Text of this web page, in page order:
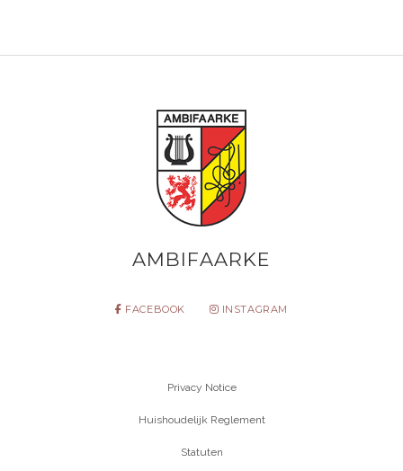
AMBIFAARKE
FACEBOOK INSTAGRAM
Privacy Notice
Huishoudelijk Reglement
Statuten